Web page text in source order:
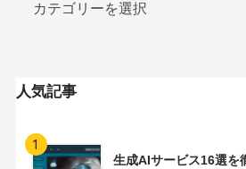
人気記事
1
生成AIサービス16選を